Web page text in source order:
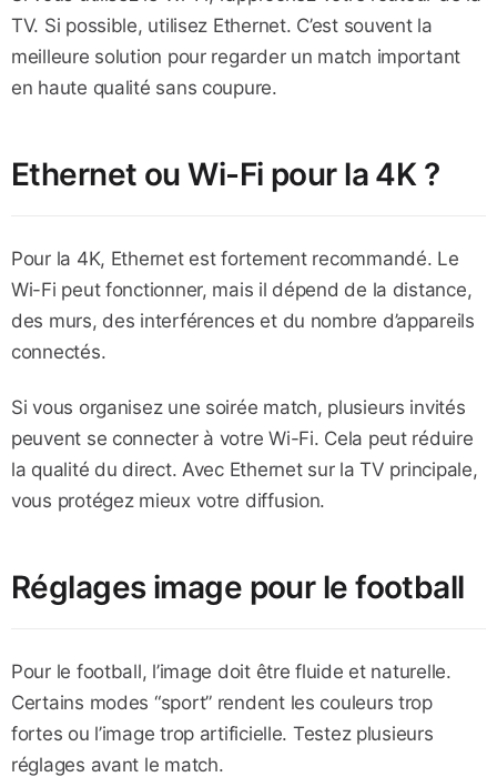
TV. Si possible, utilisez Ethernet. C’est souvent la
meilleure solution pour regarder un match important
en haute qualité sans coupure.
Ethernet ou Wi-Fi pour la 4K ?
Pour la 4K, Ethernet est fortement recommandé. Le
Wi-Fi peut fonctionner, mais il dépend de la distance,
des murs, des interférences et du nombre d’appareils
connectés.
Si vous organisez une soirée match, plusieurs invités
peuvent se connecter à votre Wi-Fi. Cela peut réduire
la qualité du direct. Avec Ethernet sur la TV principale,
vous protégez mieux votre diffusion.
Réglages image pour le football
Pour le football, l’image doit être fluide et naturelle.
Certains modes “sport” rendent les couleurs trop
fortes ou l’image trop artificielle. Testez plusieurs
réglages avant le match.